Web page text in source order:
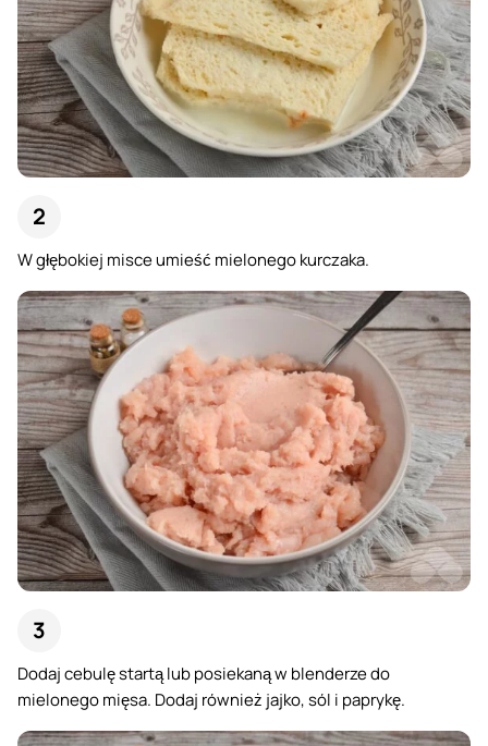
W głębokiej misce umieść mielonego kurczaka.
Dodaj cebulę startą lub posiekaną w blenderze do
mielonego mięsa. Dodaj również jajko, sól i paprykę.